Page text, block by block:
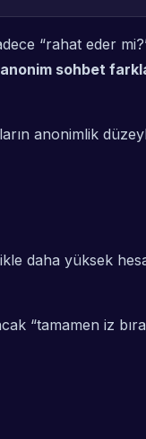
“rahat eder
sohbet
anonimlik
daha yüksek
“tamamen iz